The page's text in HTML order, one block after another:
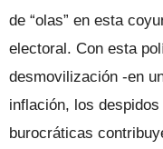
de “olas” en esta
electoral. Con esta
desmovilización -en
inflación, los
burocráticas